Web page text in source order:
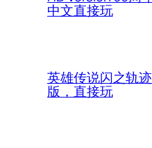
中文直接玩
英雄传说闪之轨
版，直接玩